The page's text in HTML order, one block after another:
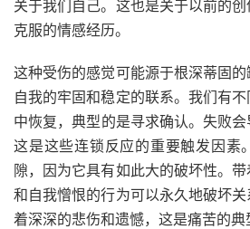
关于我们自己。这也是关于以前的
克服的情感经历。
这种受伤的感觉可能源于根深蒂固
自我的牢固和稳定的联系。我们有
中恢复，典型的是寻求确认。失败
这是这些连锁反应的重要触发因素
隙，因为它具有如此大的破坏性。
和自我憎恨的行为可以永久地破坏
着深深的悲伤和遗憾，这是痛苦的典